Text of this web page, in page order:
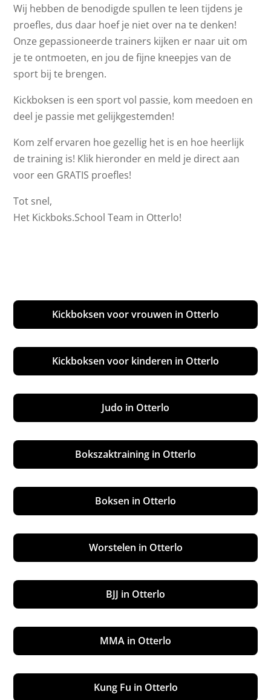
Wij hebben de benodigde spullen te leen tijdens je
proefles, dus daar hoef je niet over na te denken!
Onze gepassioneerde trainers kijken er naar uit om
je te ontmoeten, en jou de fijne kneepjes van de
sport bij te brengen.
Kickboksen is een sport vol passie, kom meedoen en
deel je passie met gelijkgestemden!
Kom zelf ervaren hoe gezellig het is en hoe heerlijk
de training is! Klik hieronder en meld je direct aan
voor een GRATIS proefles!
Tot snel,
Het Kickboks.School Team in Otterlo!
Kickboksen voor vrouwen in Otterlo
Kickboksen voor kinderen in Otterlo
Judo in Otterlo
Bokszaktraining in Otterlo
Boksen in Otterlo
Worstelen in Otterlo
BJJ in Otterlo
MMA in Otterlo
Kung Fu in Otterlo